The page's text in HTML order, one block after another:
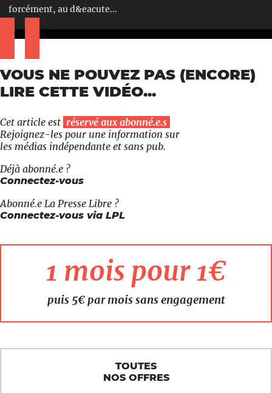
forcément, au d&eacute...
VOUS NE POUVEZ PAS (ENCORE)
LIRE CETTE VIDÉO...
Cet article est réservé aux abonné.e.s
Rejoignez-les pour une information sur
les médias indépendante et sans pub.
Déjà abonné.e ?
Connectez-vous
Abonné.e La Presse Libre ?
Connectez-vous via LPL
1 mois pour 1€
puis 5€ par mois sans engagement
TOUTES
NOS OFFRES